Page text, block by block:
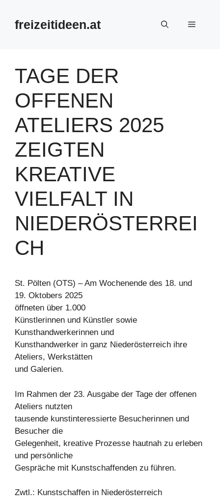
Inhalt
springenfreizeitideen.at Menü
TAGE DER
OFFENEN
ATELIERS 2025
ZEIGTEN
KREATIVE
VIELFALT IN
NIEDERÖSTERREI
CH
St. Pölten (OTS) – Am Wochenende des 18. und
19. Oktobers 2025
öffneten über 1.000
Künstlerinnen und Künstler sowie
Kunsthandwerkerinnen und
Kunsthandwerker in ganz Niederösterreich ihre
Ateliers, Werkstätten
und Galerien.
Im Rahmen der 23. Ausgabe der Tage der offenen
Ateliers nutzten
tausende kunstinteressierte Besucherinnen und
Besucher die
Gelegenheit, kreative Prozesse hautnah zu erleben
und persönliche
Gespräche mit Kunstschaffenden zu führen.
Zwtl.: Kunstschaffen in Niederösterreich